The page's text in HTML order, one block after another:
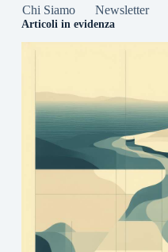
Chi Siamo Newsletter
Articoli in evidenza